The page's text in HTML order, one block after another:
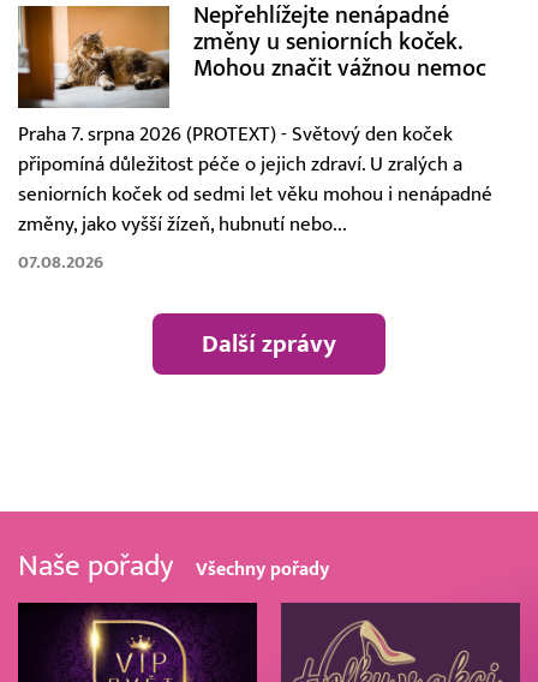
Nepřehlížejte nenápadné
změny u seniorních koček.
Mohou značit vážnou nemoc
Praha 7. srpna 2026 (PROTEXT) - Světový den koček
připomíná důležitost péče o jejich zdraví. U zralých a
seniorních koček od sedmi let věku mohou i nenápadné
změny, jako vyšší žízeň, hubnutí nebo...
07.08.2026
Další zprávy
Naše pořady Všechny pořady